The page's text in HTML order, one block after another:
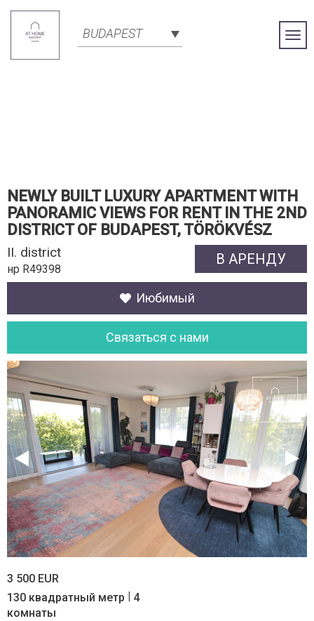
BUDAPEST
NEWLY BUILT LUXURY APARTMENT WITH
PANORAMIC VIEWS FOR RENT IN THE 2ND
DISTRICT OF BUDAPEST, TÖRÖKVÉSZ
В АРЕНДУ
II. district
нр R49398
Июбимый
Cвязаться с нами
3 500 EUR
130 квадратный метр | 4
комнаты